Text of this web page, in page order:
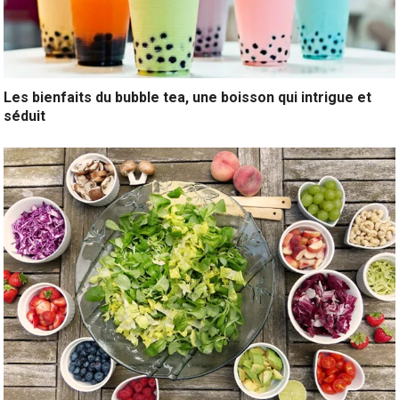
Les bienfaits du bubble tea, une boisson qui intrigue et
séduit